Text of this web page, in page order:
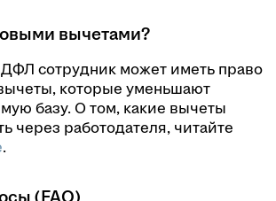
вычетами?
сотрудник может иметь право
которые уменьшают
базу. О том, какие вычеты
через работодателя, читайте
.
(FAQ)